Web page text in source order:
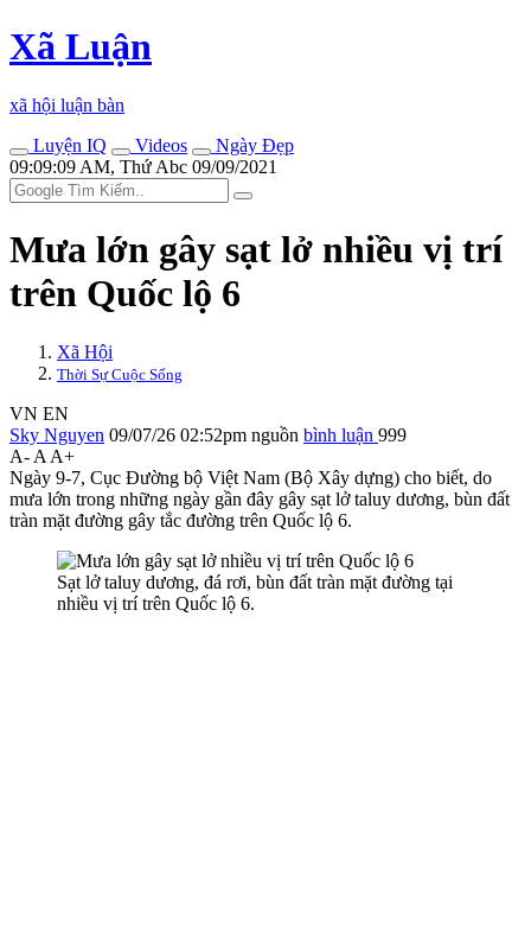
Xã Luận
xã hội luận bàn
Luyện IQ
Videos
Ngày Đẹp
09:09:09 AM, Thứ Abc 09/09/2021
Mưa lớn gây sạt lở nhiều vị trí
trên Quốc lộ 6
Xã Hội
Thời Sự Cuộc Sống
VN EN
Sky Nguyen 09/07/26 02:52pm nguồn bình luận 999
A- A A+
Ngày 9-7, Cục Đường bộ Việt Nam (Bộ Xây dựng) cho biết, do
mưa lớn trong những ngày gần đây gây sạt lở taluy dương, bùn đất
tràn mặt đường gây tắc đường trên Quốc lộ 6.
Sạt lở taluy dương, đá rơi, bùn đất tràn mặt đường tại
nhiều vị trí trên Quốc lộ 6.